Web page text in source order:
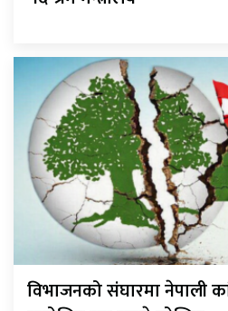
विभाजनको संघारमा नेपाली